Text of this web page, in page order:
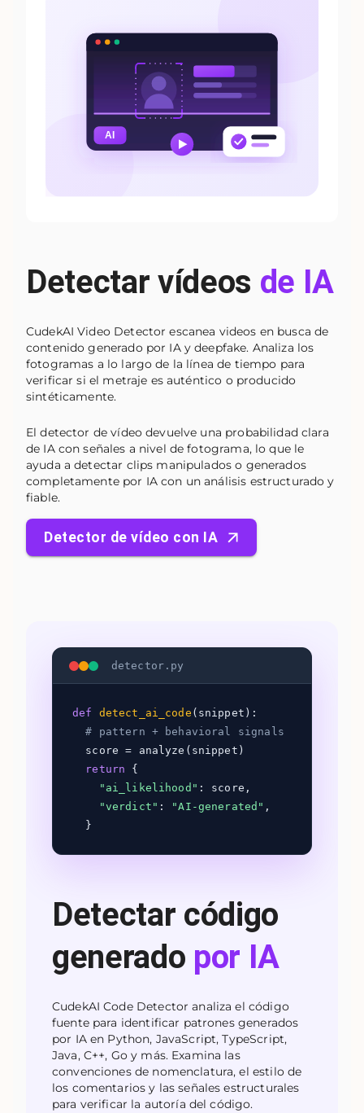
Detectar vídeos de IA
CudekAI Video Detector escanea videos en busca de
contenido generado por IA y deepfake. Analiza los
fotogramas a lo largo de la línea de tiempo para
verificar si el metraje es auténtico o producido
sintéticamente.
El detector de vídeo devuelve una probabilidad clara
de IA con señales a nivel de fotograma, lo que le
ayuda a detectar clips manipulados o generados
completamente por IA con un análisis estructurado y
fiable.
Detector de vídeo con IA
detector.py
def detect_ai_code (snippet):
# pattern + behavioral signals
score = analyze(snippet)
return
{
"ai_likelihood" : score,
"verdict" : "AI-generated" ,
}
Detectar código
generado por IA
CudekAI Code Detector analiza el código
fuente para identificar patrones generados
por IA en Python, JavaScript, TypeScript,
Java, C++, Go y más. Examina las
convenciones de nomenclatura, el estilo de
los comentarios y las señales estructurales
para verificar la autoría del código.